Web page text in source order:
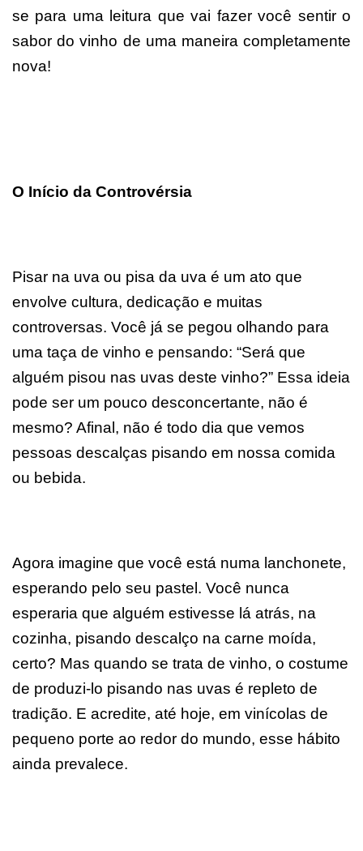
se para uma leitura que vai fazer você sentir o
sabor do vinho de uma maneira completamente
nova!
O Início da Controvérsia
Pisar na uva ou pisa da uva é um ato que
envolve cultura, dedicação e muitas
controversas. Você já se pegou olhando para
uma taça de vinho e pensando: “Será que
alguém pisou nas uvas deste vinho?” Essa ideia
pode ser um pouco desconcertante, não é
mesmo? Afinal, não é todo dia que vemos
pessoas descalças pisando em nossa comida
ou bebida.
Agora imagine que você está numa lanchonete,
esperando pelo seu pastel. Você nunca
esperaria que alguém estivesse lá atrás, na
cozinha, pisando descalço na carne moída,
certo? Mas quando se trata de vinho, o costume
de produzi-lo pisando nas uvas é repleto de
tradição. E acredite, até hoje, em vinícolas de
pequeno porte ao redor do mundo, esse hábito
ainda prevalece.